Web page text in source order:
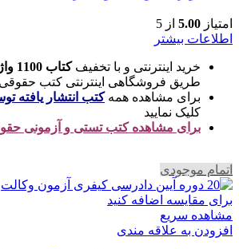
امتیاز 5.00 از 5
اطلاعات بیشتر
خرید اینترنتی و با تخفیفکتاب 1100 واژه متون حقوقی
طریق فروشگاهی اینترنتی کتب
برای مشاهده همهکتب انتشار یافته
کلیک نمایید
برای مشاهده کتب تستی و آزمونی
اتمام موجودی
برای مقایسه اضافه کنید
مشاهده سریع
افزودن به علاقه مندی